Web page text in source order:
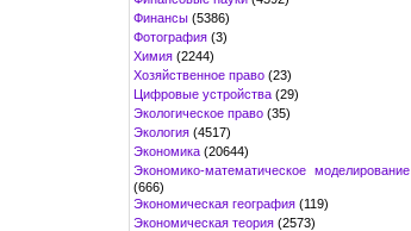
Финансы (5386)
Фотография (3)
Химия (2244)
Хозяйственное право (23)
Цифровые устройства (29)
Экологическое право (35)
Экология (4517)
Экономика (20644)
Экономико-математическое моделирование
(666)
Экономическая география (119)
Экономическая теория (2573)